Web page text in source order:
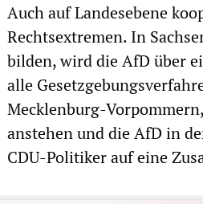
Auch auf Landesebene
Rechtsextremen. In
bilden, wird die AfD über
alle
Mecklenburg-
anstehen und die AfD in
CDU-Politiker auf eine